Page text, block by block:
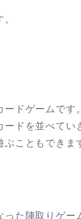
ドゲームです。
ドを並べてい
こともできま
た陣取りゲー